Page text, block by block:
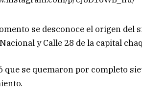
se desconoce el origen del
y Calle 28 de la capital
que se quemaron por completo